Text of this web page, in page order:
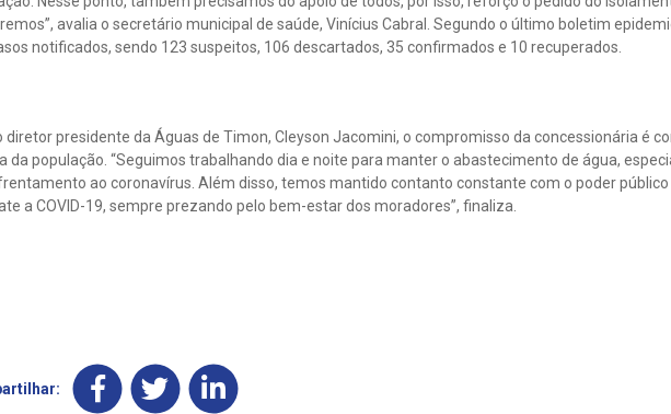
avalia o secretário municipal de saúde, Vinícius Cabral. Segundo o último boletim
notificados, sendo 123 suspeitos, 106 descartados, 35 confirmados e 10 recuperados.
diretor presidente da Águas de Timon, Cleyson Jacomini, o compromisso da concessionária é
da população. “Seguimos trabalhando dia e noite para manter o abastecimento de água,
ao coronavírus. Além disso, temos mantido contanto constante com o poder público
a COVID-19, sempre prezando pelo bem-estar dos moradores”, finaliza.